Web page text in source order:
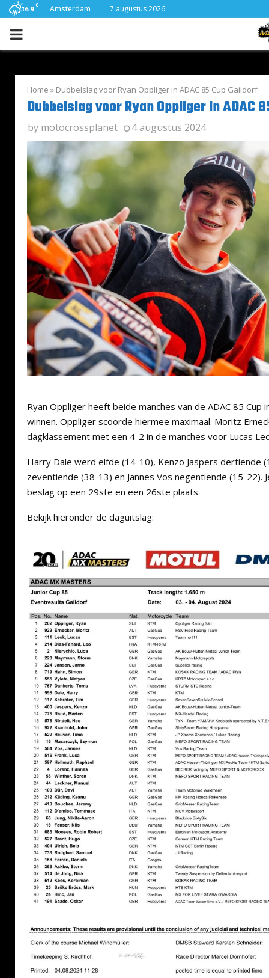
16.9 C Amsterdam 7 augustus 2026
PRIMARY
Home » Dubbelslag voor Ryan Oppliger in ADAC 85 Cup Gaildorf
Dubbelslag voor Ryan Oppliger in ADAC
by motocrossplanet 4 augustus 2024
Ryan Oppliger heeft beide manches van de ADAC 85 Cup
winnen. Oppliger scoorde hiermee maximaal. Moritz
dagklassement met een 4-2 in de manches voor Lucas
Harry Dale werd elfde (14-10), Kenzo Jaspers dertiende
zeventiende (38-13) en Jannes Vos negentiende (15-22).
beslag op een 29ste en een 26ste plaats.
Bekijk hieronder de daguitslag: